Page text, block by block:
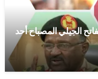
الجيلي المصباح أحد